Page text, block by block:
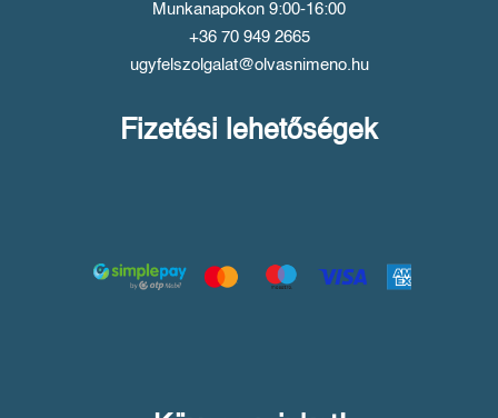
Munkanapokon 9:00-16:00
+36 70 949 2665
ugyfelszolgalat@olvasnimeno.hu
Fizetési lehetőségek